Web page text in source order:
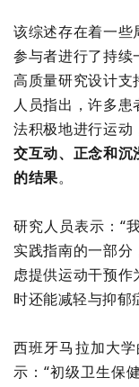
该综述存在着一
参与者进行了持
高质量研究设计
人员指出，许多
法积极地进行运动
交互动、正念和
的结果。
研究人员表示：“
实践指南的一部
虑提供运动干预
时还能减轻与抑郁
西班牙马拉加大学
示：“初级卫生保